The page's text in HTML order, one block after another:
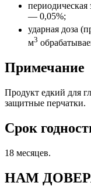
периодическая
— 0,05%;
ударная доза
м3
Примечание
Продукт едкий для
защитные перчатки.
Срок
18 месяцев.
НАМ